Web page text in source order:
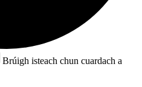
Brúigh isteach chun cuardach a